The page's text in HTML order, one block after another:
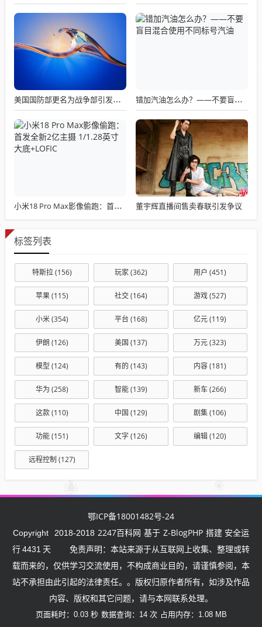
美国国防部更名为战争部引发关注热议 错加汽油怎么办？——不要盲目混合使用不同标号汽油
小米18 Pro Max影像偷跑：首发全新2亿主摄 1/1.28英寸大底+LOFIC 董宇辉直播间售卖春联引发争议
标签列表
特斯拉(156) 玩家(362) 用户 (451)
苹果(115) 社交(164) 游戏(527)
小米(354) 平台 (168) 亿元(119)
伊朗 (126) 美国 (137) 万元(323)
模型 (124) 有的 (143) 内容(181)
华为 (258) 智能(139) 新车(266)
这款(110) 中国 (129) 剧集(106)
功能(151) 文字(126) 编辑(120)
远程控制 (127)
鄂ICP备18001482号-24
Copyright 2018-2018 2247百科网 基于 Z-BlogPHP 搭建 安全运
行4431 天
免责声明：本站来源于从互联网上收集、整理或转
载而来的，仅供学习交流使用，不构成商业目的，请谨慎参阅，本
站不承担由此引起的法律责任。。版权归原作者所有，如涉及作品
内容、版权和其它问题，请与本网联系处理。
页面耗时：0.03 秒 数据查询：14 次 占用内存：1.08 MB